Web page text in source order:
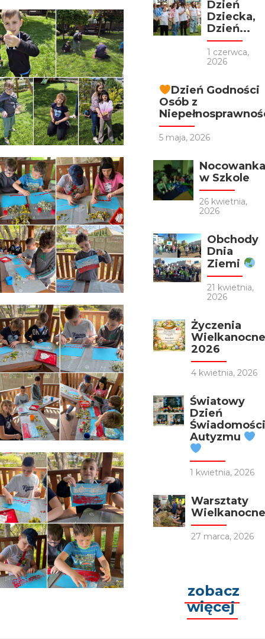
Dzień
Dziecka,
Dzień...
1 czerwca,
2026
Dzień Godności
Osób z
5 maja, 2026
Nocowanka
w Szkole
26 kwietnia,
2026
Obchody
Dnia
Ziemi
21 kwietnia,
2026
Życzenia
Wielkanocne
2026
4 kwietnia, 2026
Światowy
Dzień
Świadomości
Autyzmu
1 kwietnia, 2026
Warsztaty
Wielkanocne
27 marca, 2026
zobacz
więcej